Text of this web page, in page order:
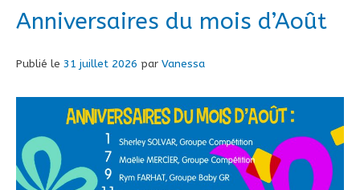
Anniversaires du mois d’Août
Publié le 31 juillet 2026 par Vanessa